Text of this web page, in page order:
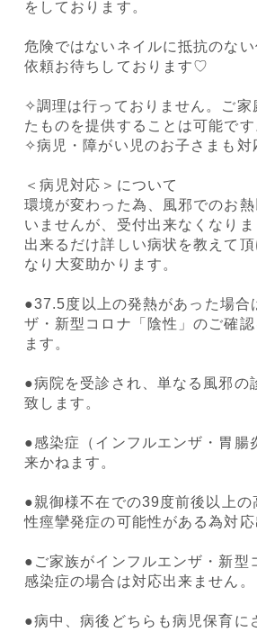
をしております。
危険ではないネイルに抵抗のな
依頼お待ちしております♡
✧︎調理は行っておりません。ご家
たものを提供することは可能です
✧︎病児・障がい児のお子さまも対
＜病児対応＞について
環境が変わった為、風邪でのお
いませんが、受付出来なくなりま
出来るだけ詳しい病状を教えて頂
なり大変助かります。
●37.5度以上の発熱があった場合
ザ・新型コロナ「陰性」のご確
ます。
●病院を受診され、単なる風邪の
致します。
●感染症（インフルエンザ・胃腸
来かねます。
●親御様不在での39度前後以上の
性痙攣発症の可能性がある為対応
●ご家族がインフルエンザ・新型
感染症の場合は対応出来ません。
●病中、病後どちらも病児保育に